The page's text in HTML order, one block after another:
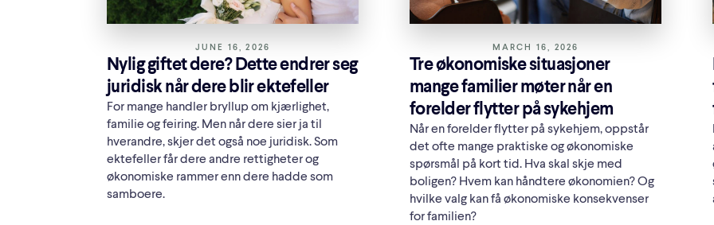
JUNE 16, 2026
Nylig giftet dere? Dette endrer seg
juridisk når dere blir ektefeller
For mange handler bryllup om kjærlighet,
familie og feiring. Men når dere sier ja til
hverandre, skjer det også noe juridisk. Som
ektefeller får dere andre rettigheter og
økonomiske rammer enn dere hadde som
samboere.
MARCH 16, 2026
Tre økonomiske situasjoner
mange familier møter når en
forelder flytter på sykehjem
Når en forelder flytter på sykehjem, oppstår
det ofte mange praktiske og økonomiske
spørsmål på kort tid. Hva skal skje med
boligen? Hvem kan håndtere økonomien? Og
hvilke valg kan få økonomiske konsekvenser
for familien?